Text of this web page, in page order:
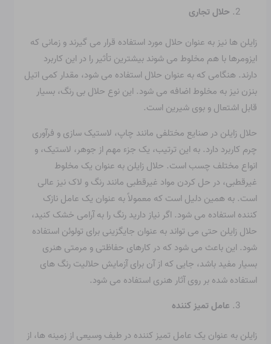
حلال تجاری
زایلن ها نیز به عنوان حلال مورد استفاده قرار می گیرند و زمانی که
ایزومرها با هم مخلوط می شوند بیشترین تأثیر را در این کاربرد
دارند. هنگامی که به عنوان حلال استفاده می شود، مقدار کمی اتیل
بنزن نیز به مخلوط اضافه می شود. این نوع حلال بی رنگ، بسیار
قابل اشتعال و بوی شیرین است.
حلال زایلن در صنایع مختلفی مانند چاپ، لاستیک سازی و فرآوری
چرم کاربرد دارد. به این ترتیب، یک جزء مهم از جوهر، لاستیک، و
انواع مختلف چسب است. حلال زایلن به عنوان یک مخلوط
غیرقطبی، در حل کردن مواد غیرقطبی مانند رنگ و لاک نیز عالی
است. به همین دلیل است که معمولاً به عنوان یک عامل نازک
کننده استفاده می شود. اگر نیاز دارید رنگ را به آرامی خشک کنید،
حلال زایلن حتی می تواند به عنوان جایگزینی برای تولوئن استفاده
شود. این باعث می شود که در کارهای حفاظتی و مرمتی هنری
بسیار مفید باشد، جایی که از آن برای آزمایش حلالیت رنگ های
استفاده شده بر روی آثار هنری استفاده می شود.
عامل تمیز کننده
زایلن به عنوان یک عامل تمیز کننده در طیف وسیعی از زمینه ها، از